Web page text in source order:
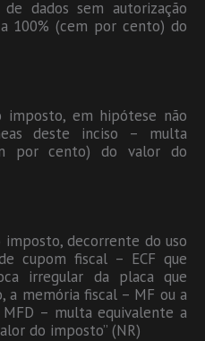
dados sem autorização
100% (cem por cento) do
em hipótese não
deste inciso – multa
por cento) do valor do
decorrente do uso
cupom fiscal – ECF que
irregular da placa que
a memória fiscal – MF ou a
– multa equivalente a
do imposto” (NR)